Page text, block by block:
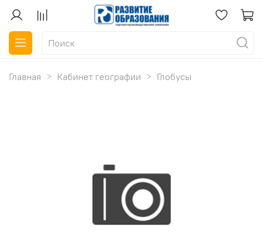
Главная Кабинет географии Глобусы